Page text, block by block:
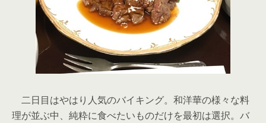
二日目はやはり人気のバイキング。和洋華の様々な料
理が並ぶ中、純粋に食べたいものだけを最初は選択。バ